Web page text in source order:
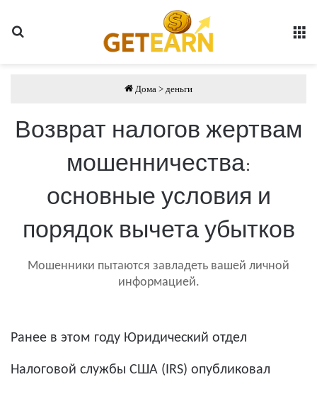
Дома > деньги
Возврат налогов жертвам
мошенничества:
основные условия и
порядок вычета убытков
Мошенники пытаются завладеть вашей личной
информацией.
Ранее в этом году Юридический отдел
Налоговой службы США (IRS) опубликовал